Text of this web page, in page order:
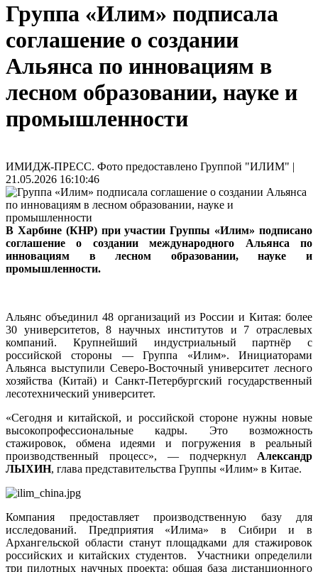
Группа «Илим» подписала
соглашение о создании
Альянса по инновациям в
лесном образовании, науке и
промышленности
ИМИДЖ-ПРЕСС. Фото предоставлено Группой "ИЛИМ" |
21.05.2026 16:10:46
В Харбине (КНР) при участии Группы «Илим» подписано
соглашение о создании международного Альянса по
инновациям в лесном образовании, науке и
промышленности.
Альянс объединил 48 организаций из России и Китая: более
30 университетов, 8 научных институтов и 7 отраслевых
компаний. Крупнейший индустриальный партнёр с
российской стороны — Группа «Илим». Инициаторами
Альянса выступили Северо‑Восточный университет лесного
хозяйства (Китай) и Санкт‑Петербургский государственный
лесотехнический университет.
«Сегодня и китайской, и российской стороне нужны новые
высокопрофессиональные кадры. Это возможность
стажировок, обмена идеями и погружения в реальный
производственный процесс», — подчеркнул Александр
ЛЫХИН, глава представительства Группы «Илим» в Китае.
Компания предоставляет производственную базу для
исследований. Предприятия «Илима» в Сибири и в
Архангельской области станут площадками для стажировок
российских и китайских студентов. Участники определили
три пилотных научных проекта: общая база дистанционного